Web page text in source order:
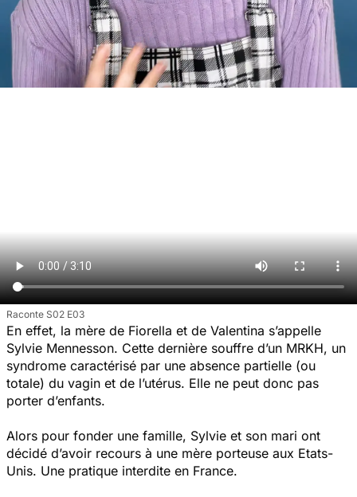
Raconte S02 E03
En effet, la mère de Fiorella et de Valentina s’appelle
Sylvie Mennesson. Cette dernière souffre d’un MRKH, un
syndrome caractérisé par une absence partielle (ou
totale) du vagin et de l’utérus. Elle ne peut donc pas
porter d’enfants.
Alors pour fonder une famille, Sylvie et son mari ont
décidé d’avoir recours à une mère porteuse aux Etats-
Unis. Une pratique interdite en France.